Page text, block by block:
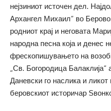
нејзиниот источен дел.
Архангел Михаил“ во
родниот крај и неговата
народна песна која и денес
фрескопишувањето на
„Св. Богородица Балаклија“
Даневски го наслика и
беровскиот историчар